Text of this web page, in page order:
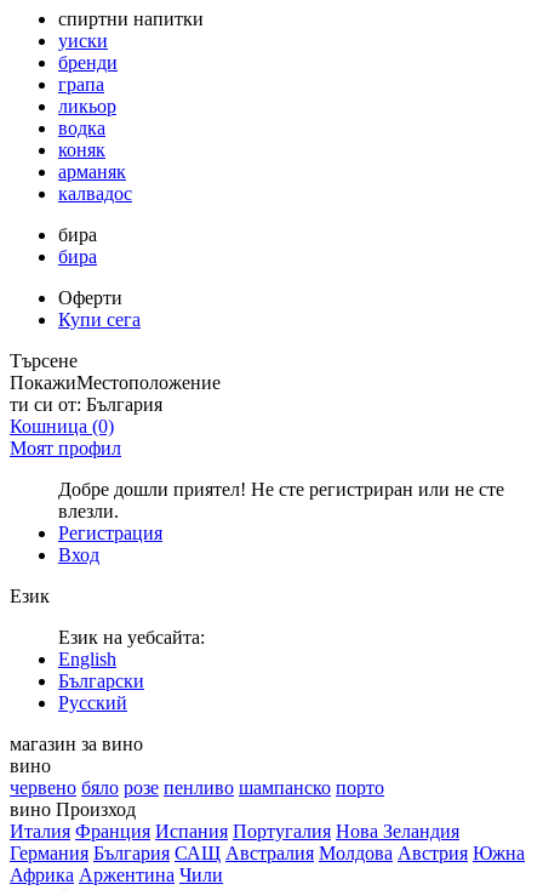
спиртни напитки
уиски
бренди
грапа
ликьор
водка
коняк
арманяк
калвадос
бира
бира
Оферти
Купи сега
Търсене
ПокажиМестоположение
ти си от: България
Кошница (0)
Моят профил
Добре дошли приятел! Не сте регистриран или не сте
влезли.
Регистрация
Вход
Език
Език на уебсайта:
English
Български
Русский
магазин за вино
вино
червено бяло розе пенливо шампанско порто
вино Произход
Италия Франция Испания Португалия Нова Зеландия
Германия България САЩ Австралия Молдова Австрия Южна
Африка Аржентина Чили